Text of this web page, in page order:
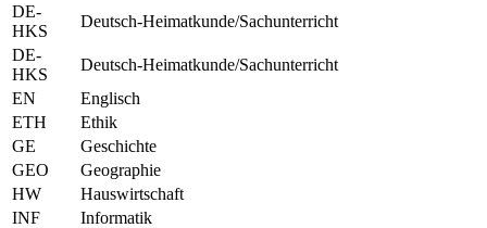
DE-
HKS
Deutsch-Heimatkunde/Sachunterricht
DE-
HKS
Deutsch-Heimatkunde/Sachunterricht
EN
Englisch
ETH
Ethik
GE
Geschichte
GEO
Geographie
HW
Hauswirtschaft
INF
Informatik